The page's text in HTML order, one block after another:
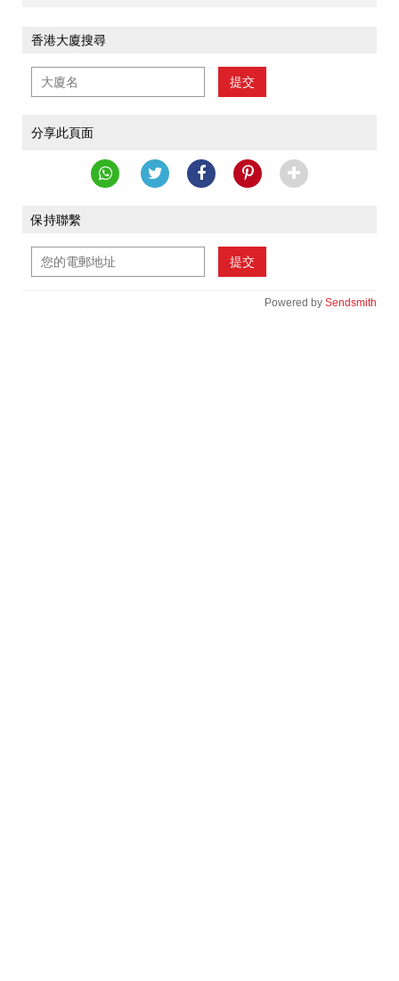
香港大廈搜尋
提交
分享此頁面
保持聯繫
提交
Powered by Sendsmith